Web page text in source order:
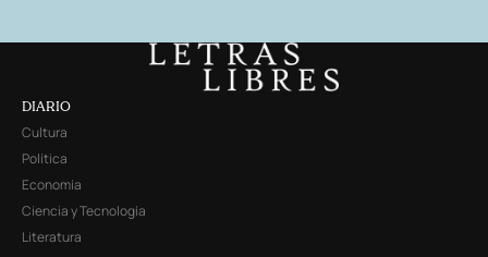
DIARIO
Cultura
Política
Economía
Ciencia y Tecnología
Literatura